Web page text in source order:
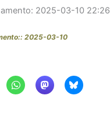
2025-03-10 22:26
2025-03-10